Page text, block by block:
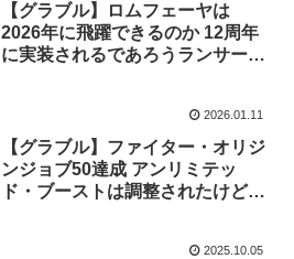
【グラブル】ロムフェーヤは
2026年に飛躍できるのか 12周年
に実装されるであろうランサー・
2026.01.11
【グラブル】ファイター・オリジ
ンジョブ50達成 アンリミテッ
ド・ブーストは調整されたけど強
2025.10.05